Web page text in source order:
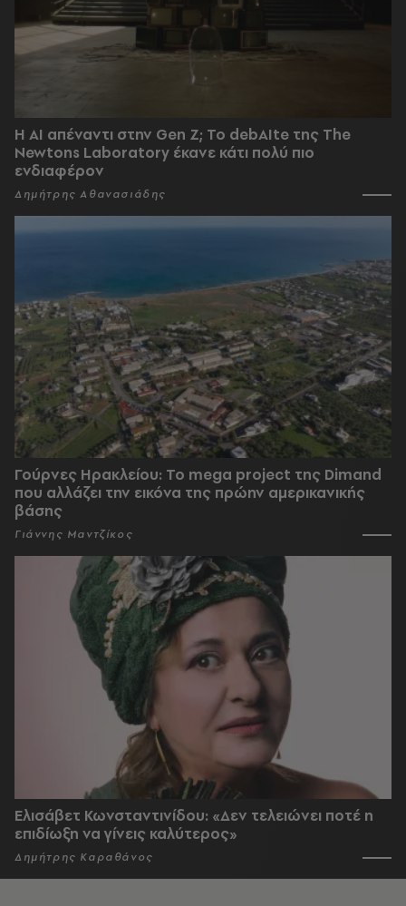
Η AI απέναντι στην Gen Z; Το debAIte της The
Newtons Laboratory έκανε κάτι πολύ πιο
ενδιαφέρον
Δημήτρης Αθανασιάδης
Γούρνες Ηρακλείου: To mega project της Dimand
που αλλάζει την εικόνα της πρώην αμερικανικής
βάσης
Γιάννης Μαντζίκος
Ελισάβετ Κωνσταντινίδου: «Δεν τελειώνει ποτέ η
επιδίωξη να γίνεις καλύτερος»
Δημήτρης Καραθάνος